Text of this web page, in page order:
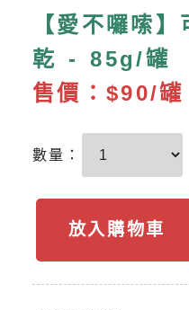
【愛不囉嗦
乾 - 85g/罐
售價： $90/罐
數量：
放入購物車